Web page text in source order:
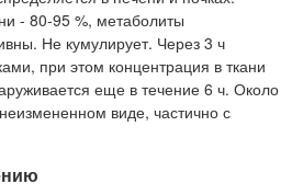
- 80-95 %, метаболиты
Не кумулирует. Через 3 ч
при этом концентрация в ткани
еще в течение 6 ч. Около
виде, частично с